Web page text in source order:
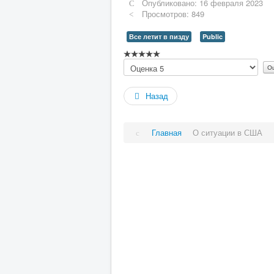
Опубликовано: 16 февраля 2023
Просмотров: 849
Все летит в пизду Public
Рейтинг:
/
Пожалуйста,
оцените
Назад
Главная О ситуации в США